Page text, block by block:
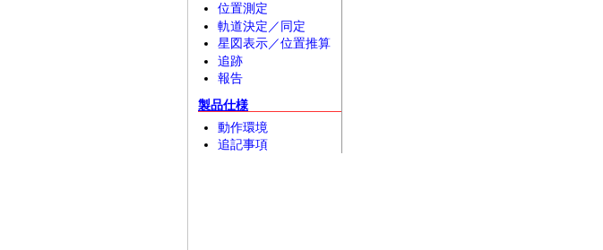
位置測定
軌道決定／同定
星図表示／位置推算
追跡
報告
製品仕様
動作環境
追記事項